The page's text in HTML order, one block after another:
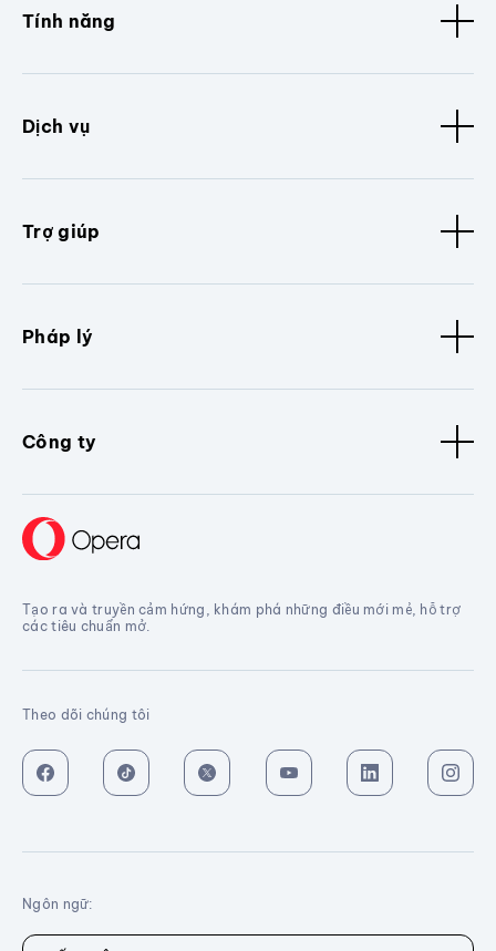
Tính năng
Dịch vụ
Trợ giúp
Pháp lý
Công ty
Tạo ra và truyền cảm hứng, khám phá những điều mới mẻ, hỗ trợ
các tiêu chuẩn mở.
Theo dõi chúng tôi
Ngôn ngữ: